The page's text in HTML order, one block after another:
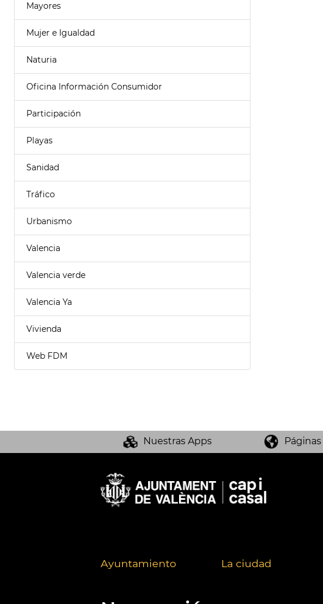
Mayores
Mujer e Igualdad
Naturia
Oficina Información Consumidor
Participación
Playas
Sanidad
Tráfico
Urbanismo
Valencia
Valencia verde
Valencia Ya
Vivienda
Web FDM
Nuestras Apps
Ayuntamiento La ciudad